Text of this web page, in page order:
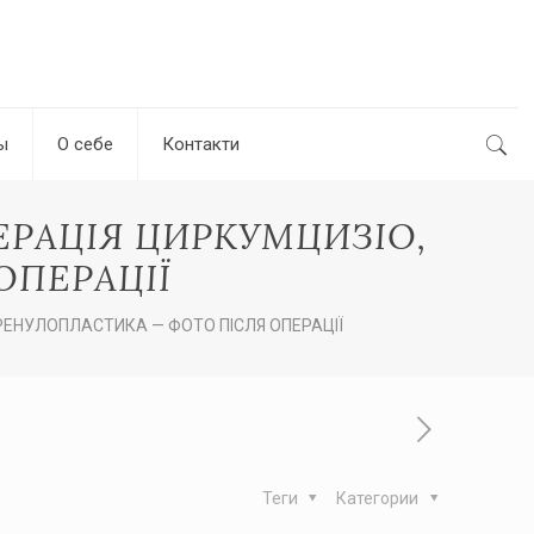
О себе Контакти
ЦИРКУМЦИЗІО,
— ФОТО ПІСЛЯ ОПЕРАЦІЇ
Категории
Теги